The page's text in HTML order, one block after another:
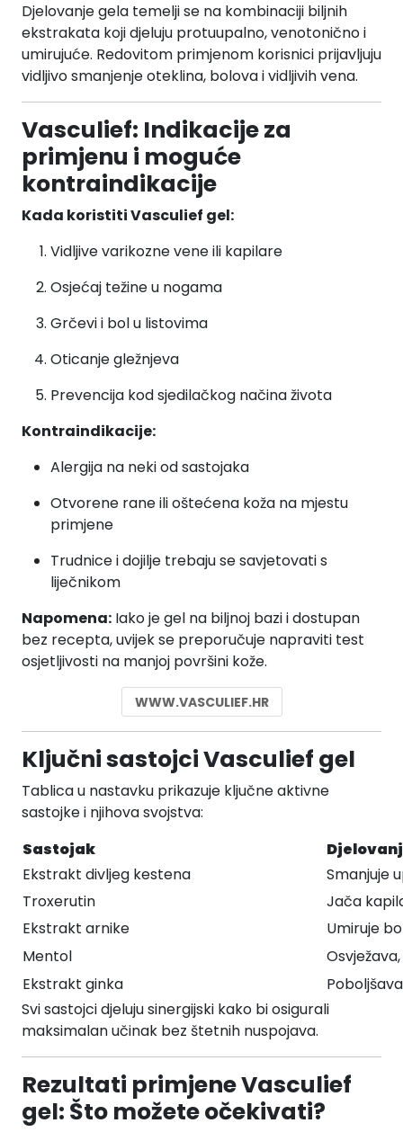
Djelovanje gela temelji se na kombinaciji biljnih
ekstrakata koji djeluju protuupalno, venotonično i
umirujuće. Redovitom primjenom korisnici prijavljuju
vidljivo smanjenje oteklina, bolova i vidljivih vena.
Vasculief: Indikacije za
primjenu i moguće
kontraindikacije
Kada koristiti Vasculief gel:
Vidljive varikozne vene ili kapilare
Osjećaj težine u nogama
Grčevi i bol u listovima
Oticanje gležnjeva
Prevencija kod sjedilačkog načina života
Kontraindikacije:
Alergija na neki od sastojaka
Otvorene rane ili oštećena koža na mjestu
primjene
Trudnice i dojilje trebaju se savjetovati s
liječnikom
Napomena: Iako je gel na biljnoj bazi i dostupan
bez recepta, uvijek se preporučuje napraviti test
osjetljivosti na manjoj površini kože.
WWW.VASCULIEF.HR
Ključni sastojci Vasculief gel
Tablica u nastavku prikazuje ključne aktivne
sastojke i njihova svojstva:
Sastojak
Ekstrakt divljeg kestena
Smanjuje
Troxerutin
Jača
Ekstrakt arnike
Umiruje
Mentol
Ekstrakt ginka
Svi sastojci djeluju sinergijski kako bi osigurali
maksimalan učinak bez štetnih nuspojava.
Rezultati primjene Vasculief
gel: Što možete očekivati?